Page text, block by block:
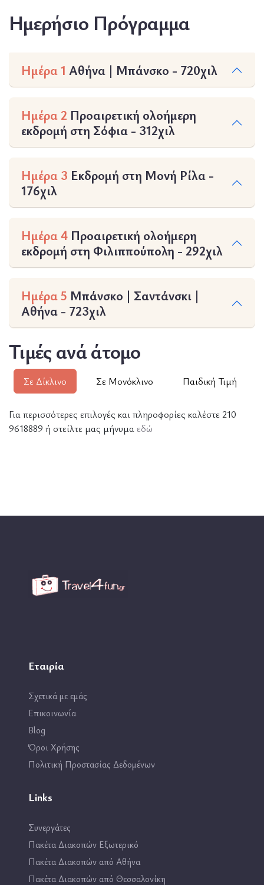
Ημερήσιο Πρόγραμμα
Ημέρα 1 Αθήνα | Μπάνσκο - 720χιλ
Ημέρα 2 Προαιρετική ολοήμερη
εκδρομή στη Σόφια - 312χιλ
Ημέρα 3 Εκδρομή στη Μονή Ρίλα -
176χιλ
Ημέρα 4 Προαιρετική ολοήμερη
εκδρομή στη Φιλιππούπολη - 292χιλ
Ημέρα 5 Μπάνσκο | Σαντάνσκι |
Αθήνα - 723χιλ
Τιμές ανά άτομο
Σε Δίκλινο Σε Μονόκλινο Παιδική Τιμή
Για περισσότερες επιλογές και πληροφορίες καλέστε 210
9618889 ή στείλτε μας μήνυμα εδώ
Εταιρία
Σχετικά με εμάς
Επικοινωνία
Blog
Όροι Χρήσης
Πολιτική Προστασίας Δεδομένων
Links
Συνεργάτες
Πακέτα Διακοπών Εξωτερικό
Πακέτα Διακοπών από Αθήνα
Πακέτα Διακοπών από Θεσσαλονίκη